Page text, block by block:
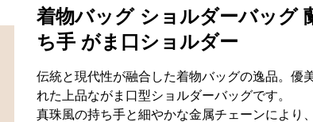
着物バッグ ショルダーバッグ
ち手 がま口ショルダー
伝統と現代性が融合した着物バッグの逸品。優
れた上品ながま口型ショルダーバッグです。
真珠風の持ち手と細やかな金属チェーンにより